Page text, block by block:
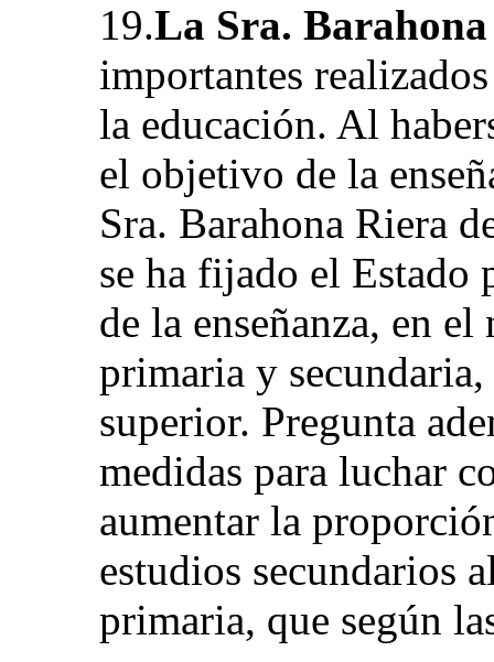
19.La Sra.
importantes
la educación. Al
el objetivo de la
Sra. Barahona Riera
se ha fijado el Estado
de la enseñanza, en
primaria y secundaria,
superior. Pregunta
medidas para luchar
aumentar la
estudios secundarios
primaria, que según